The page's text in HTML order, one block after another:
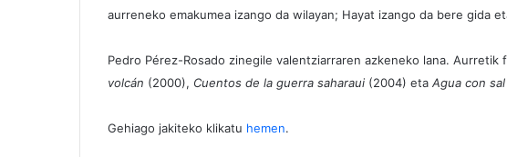
aurreneko emakumea izango da wilayan; Hayat izango da bere gida
Pedro Pérez-Rosado zinegile valentziarraren azkeneko lana. Aurretik
volcán (2000), Cuentos de la guerra saharaui (2004) eta Agua con sal
Gehiago jakiteko klikatu hemen.